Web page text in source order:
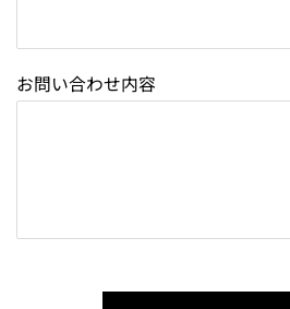
お問い合わせ内容